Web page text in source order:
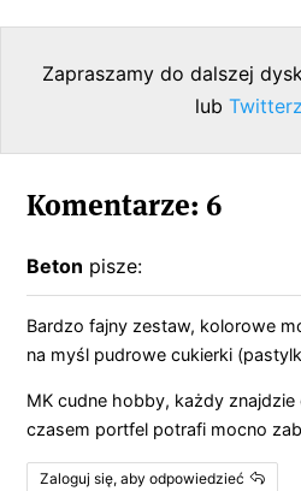
Zapraszamy do dalszej
lub
Komentarze: 6
Beton pisze:
Bardzo fajny zestaw, kolorowe
na myśl pudrowe cukierki
MK cudne hobby, każdy znajdzie
czasem portfel potrafi mocno
Zaloguj się, aby odpowiedzieć